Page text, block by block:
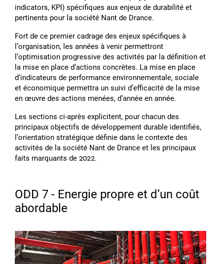
indicators, KPI) spécifiques aux enjeux de durabilité et
pertinents pour la société Nant de Drance.
Fort de ce premier cadrage des enjeux spécifiques à
lʼorganisation, les années à venir permettront
lʼoptimisation progressive des activités par la définition et
la mise en place dʼactions concrètes. La mise en place
dʼindicateurs de performance environnementale, sociale
et économique permettra un suivi dʼefficacité de la mise
en œuvre des actions menées, dʼannée en année.
Les sections ci-après explicitent, pour chacun des
principaux objectifs de développement durable identifiés,
lʼorientation stratégique définie dans le contexte des
activités de la société Nant de Drance et les principaux
faits marquants de 2022.
ODD 7 - Energie propre et dʼun coût
abordable